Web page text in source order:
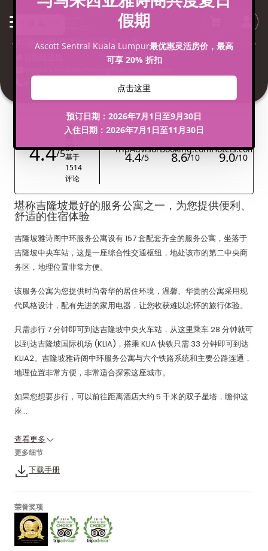
吉隆坡雅诗阁中环服务公寓
+60 3 2727 9999
堪称吉隆坡最好的服务公寓之一，为您提供便利、
舒适的住宿体验
吉隆坡雅诗阁中环服务公寓设有 157 套配套齐全的服务公寓，坐落于
吉隆坡中央车站，这是一座综合性交通枢纽，地处该市的第二中央商
务区，地理位置非常方便。
该服务公寓为您提供时尚奢华的居住环境，温馨、华贵的公寓采用现
代风格设计，配有先进的家用电器，让您收获难以忘怀的旅行体验。
只需步行 7 分钟即可到达吉隆坡中央火车站，从这里乘车 28 分钟就可
以到达吉隆坡国际机场 (KLIA)，搭乘 KLIA 快铁只需 33 分钟即可到达
KLIA2。吉隆坡雅诗阁中环服务公寓与六个铁路系统和主要公路连通，
地理位置非常方便，非常适合探索这座城市。
如果您想要步行，可以前往距离酒店大约 5 千米的双子星塔，瞻仰这
座...
查看更多
更多细节
下载手册
荣誉奖项